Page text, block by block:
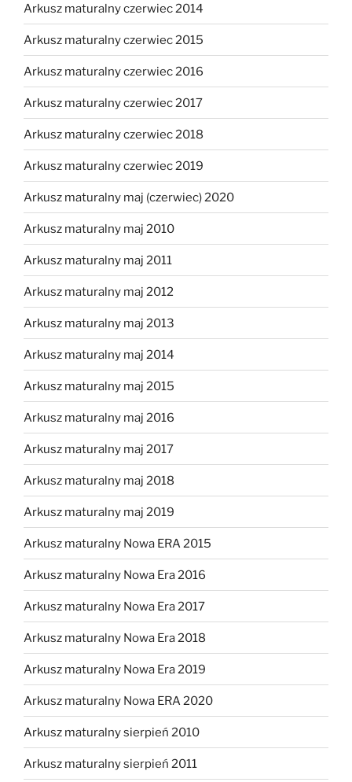
Arkusz maturalny czerwiec 2014
Arkusz maturalny czerwiec 2015
Arkusz maturalny czerwiec 2016
Arkusz maturalny czerwiec 2017
Arkusz maturalny czerwiec 2018
Arkusz maturalny czerwiec 2019
Arkusz maturalny maj (czerwiec) 2020
Arkusz maturalny maj 2010
Arkusz maturalny maj 2011
Arkusz maturalny maj 2012
Arkusz maturalny maj 2013
Arkusz maturalny maj 2014
Arkusz maturalny maj 2015
Arkusz maturalny maj 2016
Arkusz maturalny maj 2017
Arkusz maturalny maj 2018
Arkusz maturalny maj 2019
Arkusz maturalny Nowa ERA 2015
Arkusz maturalny Nowa Era 2016
Arkusz maturalny Nowa Era 2017
Arkusz maturalny Nowa Era 2018
Arkusz maturalny Nowa Era 2019
Arkusz maturalny Nowa ERA 2020
Arkusz maturalny sierpień 2010
Arkusz maturalny sierpień 2011